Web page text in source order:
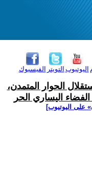
الفيسبوك التويتر اليوتيوب
الحوار المتمدن،
اليساري الحر
على اليوتيوب]